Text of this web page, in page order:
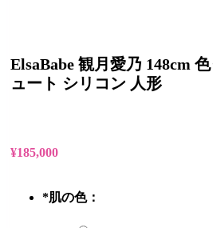
ElsaBabe 観月愛乃 148cm
ュート シリコン 人形
¥185,000
*肌の色：